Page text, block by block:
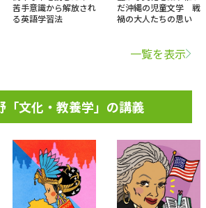
苦手意識から解放され
る英語学習法
だ沖縄の児童文学 戦
禍の大人たちの思い
一覧を表示
「文化・教養学」の講義